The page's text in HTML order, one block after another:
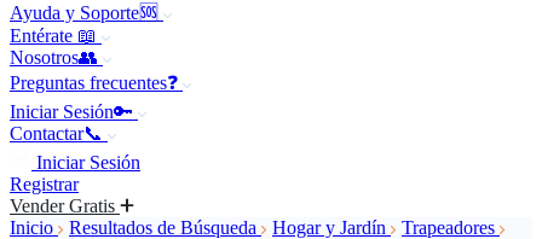
Ayuda y Soporte🆘
Entérate 📖
Nosotros👥
Preguntas frecuentes❓
Iniciar Sesión🔑
Contactar📞
Iniciar Sesión
Registrar
Vender Gratis
Inicio
Resultados de Búsqueda Hogar y Jardín
Trapeadores